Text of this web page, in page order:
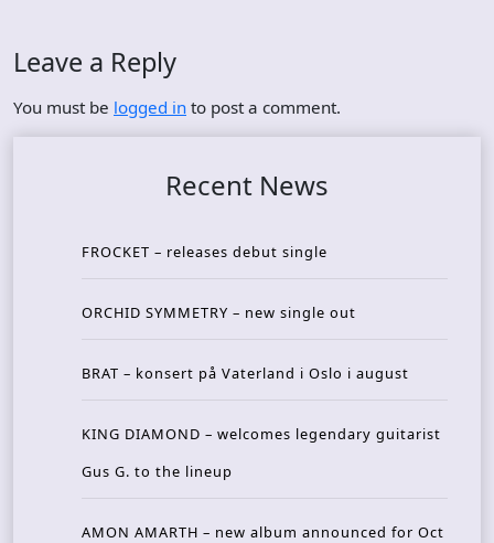
Leave a Reply
You must be logged in to post a comment.
Recent News
FROCKET – releases debut single
ORCHID SYMMETRY – new single out
BRAT – konsert på Vaterland i Oslo i august
KING DIAMOND – welcomes legendary guitarist
Gus G. to the lineup
AMON AMARTH – new album announced for Oct